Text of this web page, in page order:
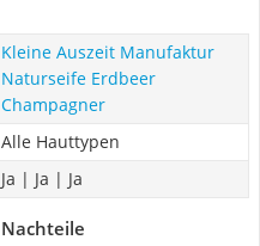
Kleine Auszeit Manufaktur
Naturseife Erdbeer
Champagner
Alle Hauttypen
Ja | Ja | Ja
Nachteile